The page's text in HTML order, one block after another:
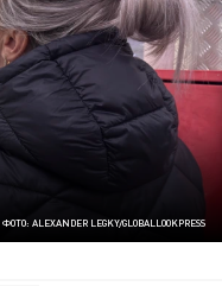
ФОТО: ALEXANDER LEGKY/GLOBALLOOKPRESS